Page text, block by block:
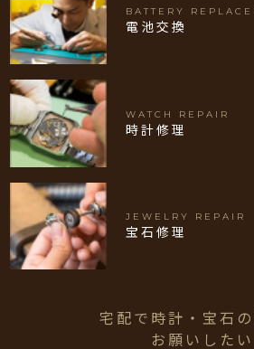
BATTERY
電池交換
WATCH REPAIR
時計修理
JEWELRY REPAIR
宝石修理
宅配で時計・宝石
お願いしたい